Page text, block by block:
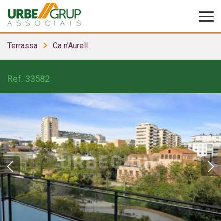
Terrassa Ca n'Aurell
Ref. 33582
Modificar cookies
Tècniques i funcionals
Sempre activades
Aquest lloc web utilitza cookies pròpies per recopilar
informació amb la finalitat de millorar els nostres serveis.
Si continua navegant, suposa l'acceptació de la instal·lació